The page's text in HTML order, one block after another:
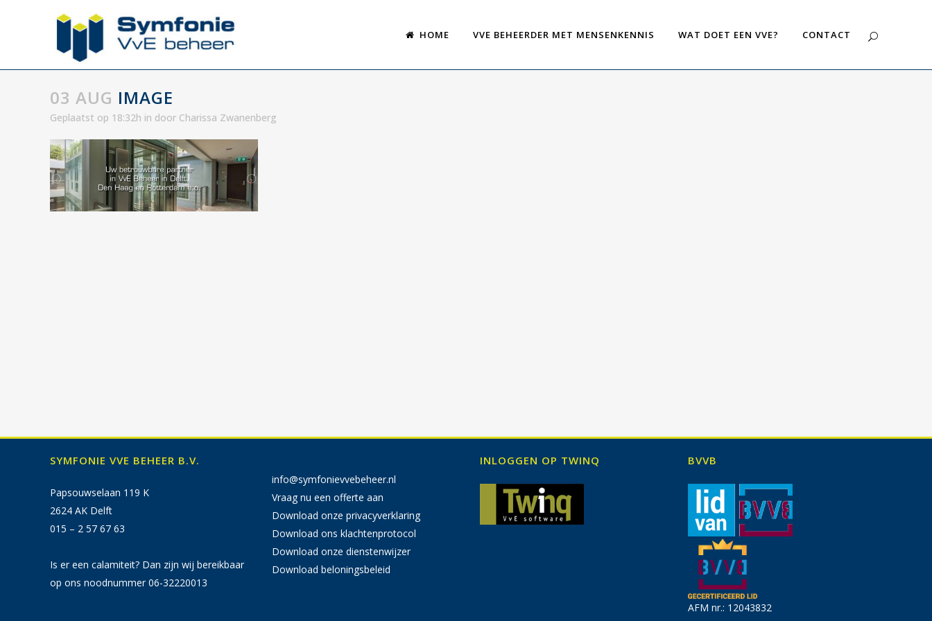
HOME VVE BEHEERDER MET MENSENKENNIS WAT DOET EEN VVE? CONTACT
03 AUG IMAGE
Geplaatst op 18:32h in door Charissa Zwanenberg
SYMFONIE VVE BEHEER B.V.
Papsouwselaan 119 K
2624 AK Delft
015 – 2 57 67 63
Is er een calamiteit? Dan zijn wij bereikbaar
op ons noodnummer 06-32220013
info@symfonievvebeheer.nl
Vraag nu een offerte aan
Download onze privacyverklaring
Download ons klachtenprotocol
Download onze dienstenwijzer
Download beloningsbeleid
INLOGGEN OP TWINQ BVVB
AFM nr.: 12043832